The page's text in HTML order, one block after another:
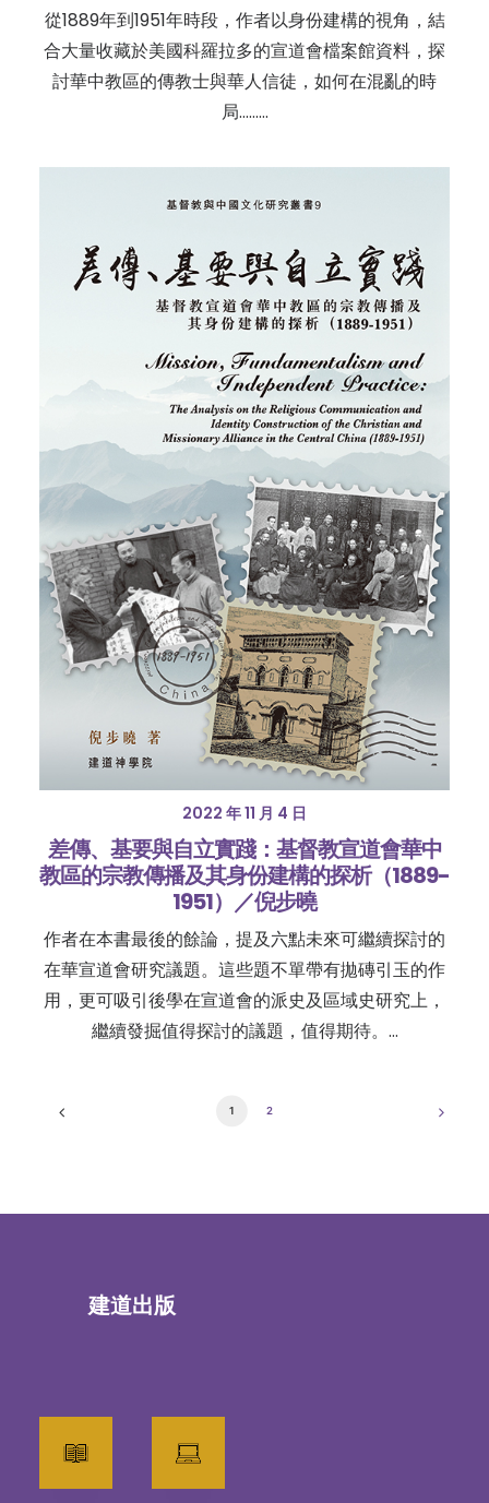
從1889年到1951年時段，作者以身份建構的視角，結
合大量收藏於美國科羅拉多的宣道會檔案館資料，探
討華中教區的傳教士與華人信徒，如何在混亂的時
局………
2022 年 11 月 4 日
差傳、基要與自立實踐：基督教宣道會華中
教區的宗教傳播及其身份建構的探析（1889-
1951）／倪步曉
作者在本書最後的餘論，提及六點未來可繼續探討的
在華宣道會研究議題。這些題不單帶有拋磚引玉的作
用，更可吸引後學在宣道會的派史及區域史研究上，
繼續發掘值得探討的議題，值得期待。…
1 2
建道出版